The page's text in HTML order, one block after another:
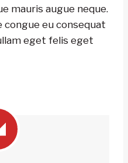
mauris augue neque.
congue eu consequat
eget felis eget